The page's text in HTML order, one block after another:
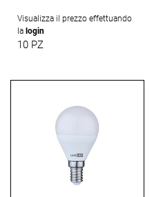
Visualizza il prezzo effettuando
la login
10 PZ